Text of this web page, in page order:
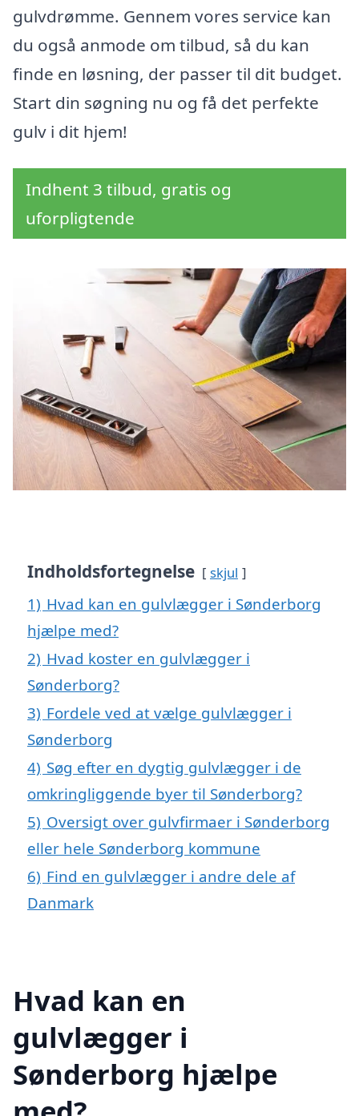
gulvdrømme. Gennem vores service kan
du også anmode om tilbud, så du kan
finde en løsning, der passer til dit budget.
Start din søgning nu og få det perfekte
gulv i dit hjem!
Indhent 3 tilbud, gratis og
uforpligtende
Indholdsfortegnelse skjul
1) Hvad kan en gulvlægger i Sønderborg
hjælpe med?
2) Hvad koster en gulvlægger i
Sønderborg?
3) Fordele ved at vælge gulvlægger i
Sønderborg
4) Søg efter en dygtig gulvlægger i de
omkringliggende byer til Sønderborg?
5) Oversigt over gulvfirmaer i Sønderborg
eller hele Sønderborg kommune
6) Find en gulvlægger i andre dele af
Danmark
Hvad kan en
gulvlægger i
Sønderborg hjælpe